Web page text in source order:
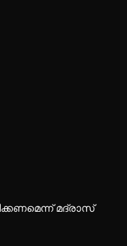
മദ്രാസ്